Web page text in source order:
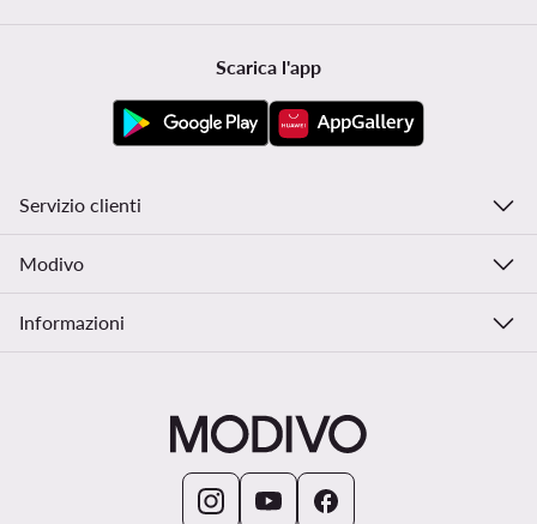
Scarica l'app
Servizio clienti
Modivo
Informazioni